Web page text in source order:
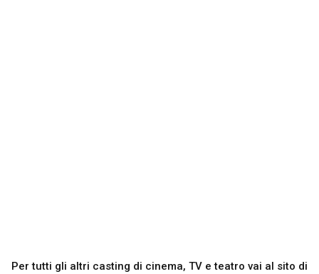
Per tutti gli altri casting di cinema, TV e teatro vai al sito di